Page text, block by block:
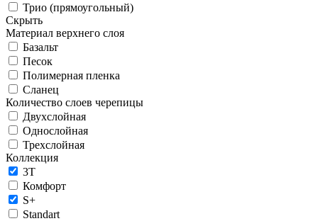
Трио (прямоугольный)
Скрыть
Материал верхнего слоя
Базальт
Песок
Полимерная пленка
Сланец
Количество слоев черепицы
Двухслойная
Однослойная
Трехслойная
Коллекция
3T
Комфорт
S+
Standart